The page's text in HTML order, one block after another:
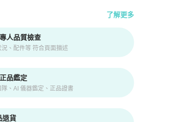
了解更多
驗證、安心購檢驗流程介紹
人品質檢查
、配件等 符合頁面描述
品鑑定
、AI 儀器鑑定、正品證書
退貨